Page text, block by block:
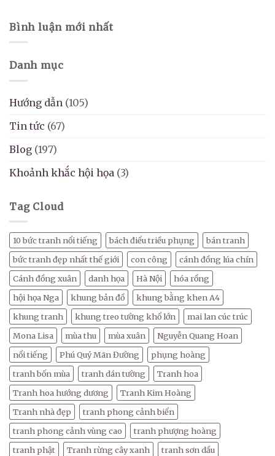
Bình luận mới nhất
Danh mục
Hướng dẫn (105)
Tin tức (67)
Blog (197)
Khoảnh khắc hội họa (3)
Tag Cloud
10 bức tranh nổi tiếng bách điểu triều phụng
bán tranh
bức tranh đẹp nhất thế giới
con công
cánh đồng lúa chín
Cánh đồng xuân
danh họa Hà Nội
hóa rồng
hội họa Nga
khung bản đồ
khung bằng khen A4
khung tranh
khung treo tường khổ lớn
mai lan cúc trúc
Mona Lisa
mùa thu mùa xuân
Nguyễn Quang Hoan
nổi tiếng
Phú Quý Mãn Đường
phụng hoàng
tranh bốn mùa
tranh dán tường
Tranh hoa
Tranh hoa hướng dương
Tranh Kim Hoàng
Tranh nhà đẹp
tranh phong cảnh biển
tranh phong cảnh vùng cao
tranh phượng hoàng
tranh phật
Tranh rừng cây xanh
tranh sơn dầu